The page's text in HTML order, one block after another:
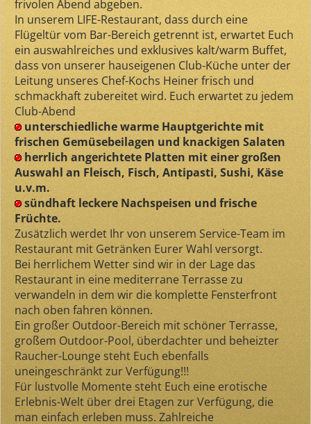
frivolen Abend abgeben.
In unserem LIFE-Restaurant, dass durch eine
Flügeltür vom Bar-Bereich getrennt ist, erwartet Euch
ein auswahlreiches und exklusives kalt/warm Buffet,
dass von unserer hauseigenen Club-Küche unter der
Leitung unseres Chef-Kochs Heiner frisch und
schmackhaft zubereitet wird. Euch erwartet zu jedem
Club-Abend
unterschiedliche warme Hauptgerichte mit
frischen Gemüsebeilagen und knackigen Salaten
herrlich angerichtete Platten mit einer großen
Auswahl an Fleisch, Fisch, Antipasti, Sushi, Käse
u.v.m.
sündhaft leckere Nachspeisen und frische
Früchte.
Zusätzlich werdet Ihr von unserem Service-Team im
Restaurant mit Getränken Eurer Wahl versorgt.
Bei herrlichem Wetter sind wir in der Lage das
Restaurant in eine mediterrane Terrasse zu
verwandeln in dem wir die komplette Fensterfront
nach oben fahren können.
Ein großer Outdoor-Bereich mit schöner Terrasse,
großem Outdoor-Pool, überdachter und beheizter
Raucher-Lounge steht Euch ebenfalls
uneingeschränkt zur Verfügung!!!
Für lustvolle Momente steht Euch eine erotische
Erlebnis-Welt über drei Etagen zur Verfügung, die
man einfach erleben muss. Zahlreiche